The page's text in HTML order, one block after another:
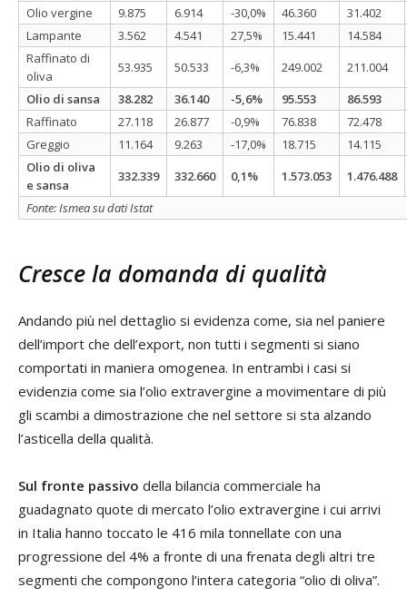
Olio vergine
9.875 6.914 -30,0% 46.360
31.402
Lampante
3.562 4.541 27,5% 15.441
14.584
Raffinato di
oliva
53.935 50.533 -6,3% 249.002
211.004
Olio di sansa
38.282 36.140 -5,6% 95.553
86.593
Raffinato
27.118 26.877 -0,9% 76.838
72.478
Greggio
11.164 9.263 -17,0% 18.715
14.115
Olio di oliva
e sansa
332.339 332.660 0,1% 1.573.053
1.476.488
Fonte: Ismea su dati Istat
Cresce la domanda di qualità
Andando più nel dettaglio si evidenza come, sia nel paniere
dell’import che dell’export, non tutti i segmenti si siano
comportati in maniera omogenea. In entrambi i casi si
evidenzia come sia l’olio extravergine a movimentare di più
gli scambi a dimostrazione che nel settore si sta alzando
l’asticella della qualità.
Sul fronte passivo della bilancia commerciale ha
guadagnato quote di mercato l’olio extravergine i cui arrivi
in Italia hanno toccato le 416 mila tonnellate con una
progressione del 4% a fronte di una frenata degli altri tre
segmenti che compongono l’intera categoria “olio di oliva”.